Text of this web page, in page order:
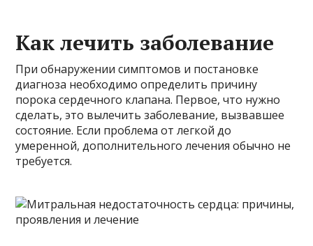
Как лечить заболевание
При обнаружении симптомов и постановке
диагноза необходимо определить причину
порока сердечного клапана. Первое, что нужно
сделать, это вылечить заболевание, вызвавшее
состояние. Если проблема от легкой до
умеренной, дополнительного лечения обычно не
требуется.